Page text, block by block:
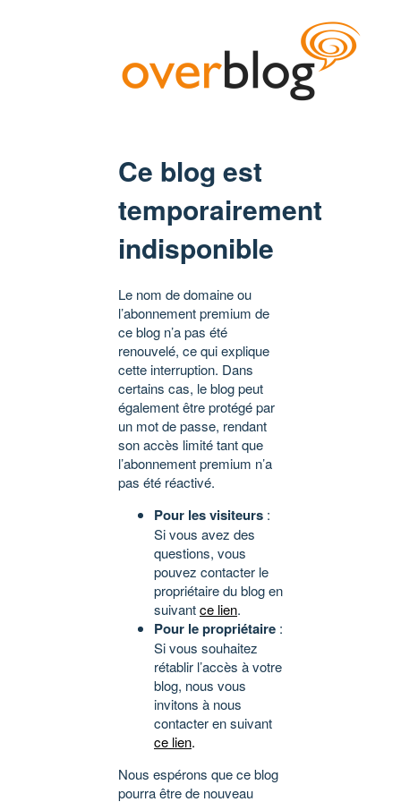
Ce blog est
temporairement
indisponible
Le nom de domaine ou
l’abonnement premium de
ce blog n’a pas été
renouvelé, ce qui explique
cette interruption. Dans
certains cas, le blog peut
également être protégé par
un mot de passe, rendant
son accès limité tant que
l’abonnement premium n’a
pas été réactivé.
Pour les visiteurs :
Si vous avez des
questions, vous
pouvez contacter le
propriétaire du blog en
suivantce lien.
Pour le propriétaire :
Si vous souhaitez
rétablir l’accès à votre
blog, nous vous
invitons à nous
contacter en suivant
ce lien.
Nous espérons que ce blog
pourra être de nouveau